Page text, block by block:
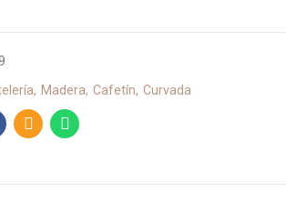
Madera Cafetín Curvada